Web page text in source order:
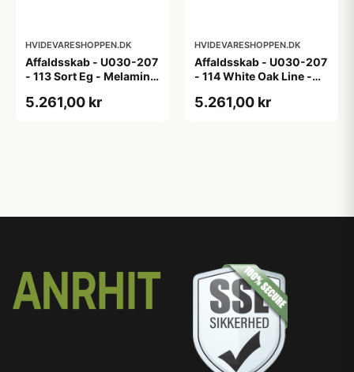
HVIDEVARESHOPPEN.DK
Affaldsskab - U030-207
- 113 Sort Eg - Melamin,
5.261,00 kr
HVIDEVARESHOPPEN.DK
Affaldsskab - U030-207
- 114 White Oak Line -
5.261,00 kr